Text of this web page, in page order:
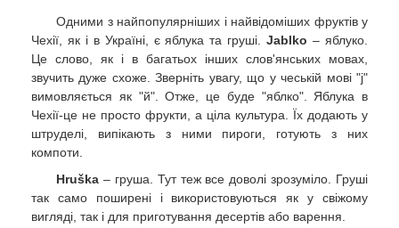
Одними з найпопулярніших і найвідоміших фруктів у
Чехії, як і в Україні, є яблука та груші.Jablko – яблуко.
Це слово, як і в багатьох інших слов'янських мовах,
звучить дуже схоже. Зверніть увагу, що у чеській мові "j"
вимовляється як "й". Отже, це буде "яблко". Яблука в
Чехії-це не просто фрукти, а ціла культура. Їх додають у
штруделі, випікають з ними пироги, готують з них
компоти.
Hruška – груша. Тут теж все доволі зрозуміло. Груші
так само поширені і використовуються як у свіжому
вигляді, так і для приготування десертів або варення.